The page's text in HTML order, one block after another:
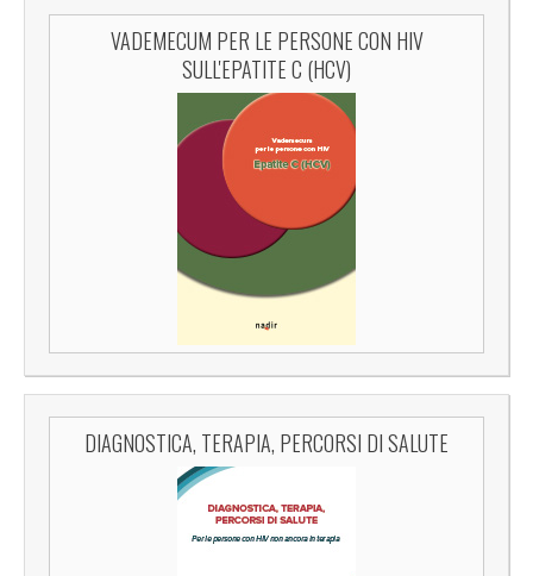
VADEMECUM PER LE PERSONE CON HIV
SULL'EPATITE C (HCV)
DIAGNOSTICA, TERAPIA, PERCORSI DI SALUTE